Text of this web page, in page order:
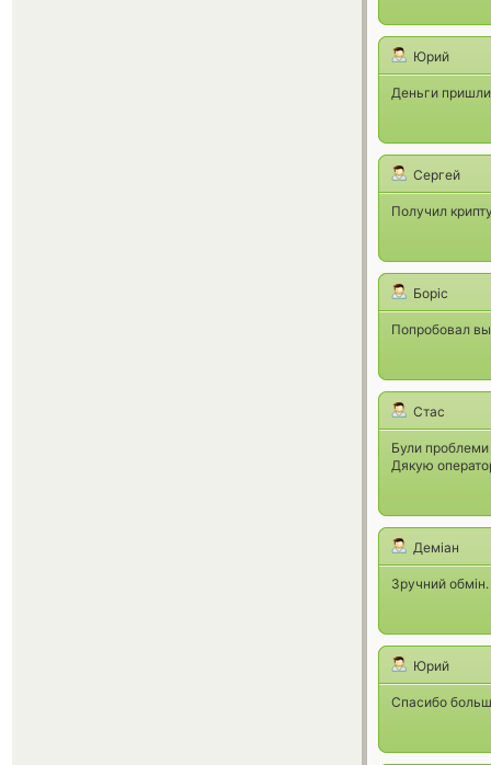
Юрий
Деньги
Сергей
Получил
Боріс
Попробовал
Стас
Були
Дякую
Деміан
Зручний
Юрий
Спасибо